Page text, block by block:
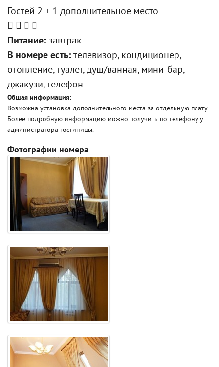
Гостей 2 + 1 дополнительное место
Питание: завтрак
В номере есть: телевизор, кондиционер,
отопление, туалет, душ/ванная, мини-бар,
джакузи, телефон
Общая информация:
Возможна установка дополнительного места за отдельную плату.
Более подробную информацию можно получить по телефону у
администратора гостиницы.
Фотографии номера